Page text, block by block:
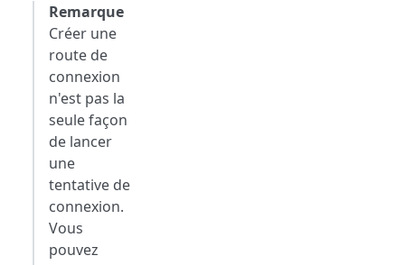
Remarque
Créer une
route de
connexion
n'est pas la
seule façon
de lancer
une
tentative de
connexion.
Vous
pouvez